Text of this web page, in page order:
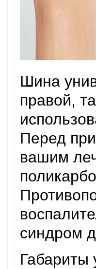
Шина
правой,
Перед
вашим
синдром
Габариты